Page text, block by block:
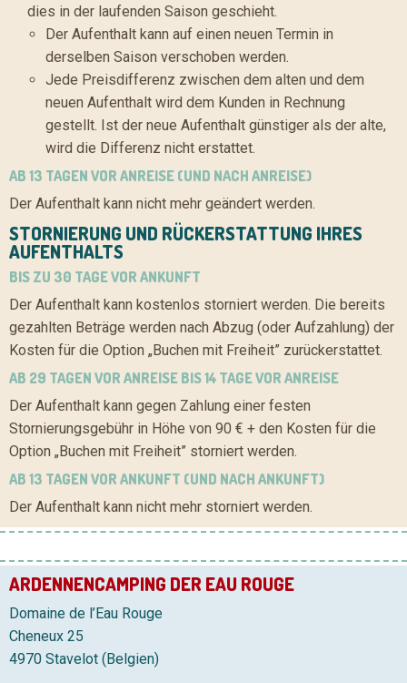
dies in der laufenden Saison geschieht.
Der Aufenthalt kann auf einen neuen Termin in
derselben Saison verschoben werden.
Jede Preisdifferenz zwischen dem alten und dem
neuen Aufenthalt wird dem Kunden in Rechnung
gestellt. Ist der neue Aufenthalt günstiger als der alte,
wird die Differenz nicht erstattet.
AB 13 TAGEN VOR ANREISE (UND NACH ANREISE)
Der Aufenthalt kann nicht mehr geändert werden.
STORNIERUNG UND RÜCKERSTATTUNG IHRES
AUFENTHALTS
BIS ZU 30 TAGE VOR ANKUNFT
Der Aufenthalt kann kostenlos storniert werden. Die bereits
gezahlten Beträge werden nach Abzug (oder Aufzahlung) der
Kosten für die Option „Buchen mit Freiheit” zurückerstattet.
AB 29 TAGEN VOR ANREISE BIS 14 TAGE VOR ANREISE
Der Aufenthalt kann gegen Zahlung einer festen
Stornierungsgebühr in Höhe von 90 € + den Kosten für die
Option „Buchen mit Freiheit” storniert werden.
AB 13 TAGEN VOR ANKUNFT (UND NACH ANKUNFT)
Der Aufenthalt kann nicht mehr storniert werden.
ARDENNENCAMPING DER EAU ROUGE
Domaine de l’Eau Rouge
Cheneux 25
4970 Stavelot (Belgien)